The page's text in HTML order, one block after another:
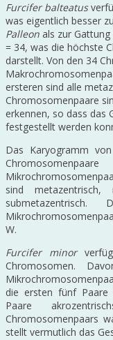
Furcifer balteatus
was eigentlich besser
Palleon als zur Gattung
= 34, was die höchste
darstellt. Von den 34
ersteren sind alle
Chromosomenpaare
erkennen, so dass das
festgestellt werden
Das Karyogramm von
sind
W.
Furcifer minor
Chromosomen.
die ersten fünf Paare
Paare
Chromosomenpaars
stellt vermutlich das